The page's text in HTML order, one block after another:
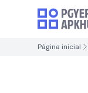
Página inicial